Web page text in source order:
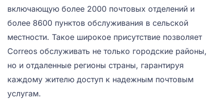
включающую более 2000 почтовых отделений и
более 8600 пунктов обслуживания в сельской
местности. Такое широкое присутствие позволяет
Correos обслуживать не только городские районы,
но и отдаленные регионы страны, гарантируя
каждому жителю доступ к надежным почтовым
услугам.